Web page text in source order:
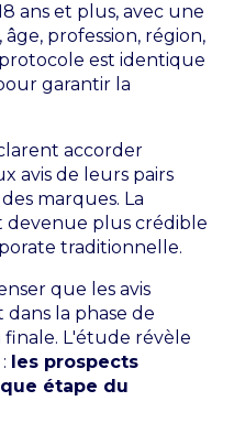
ans et plus, avec une
profession, région,
est identique
garantir la
accorder
avis de leurs pairs
marques. La
devenue plus crédible
traditionnelle.
que les avis
la phase de
L'étude révèle
les prospects
étape du